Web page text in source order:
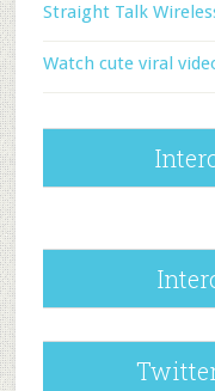
Straight Talk
Watch cute viral